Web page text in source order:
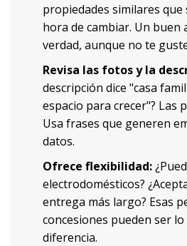
propiedades similares que
hora de cambiar. Un buen
verdad, aunque no te
Revisa las fotos y la
descripción dice "casa
espacio para crecer"? Las
Usa frases que generen
datos.
Ofrece flexibilidad:
electrodomésticos?
entrega más largo? Esas
concesiones pueden ser
diferencia.